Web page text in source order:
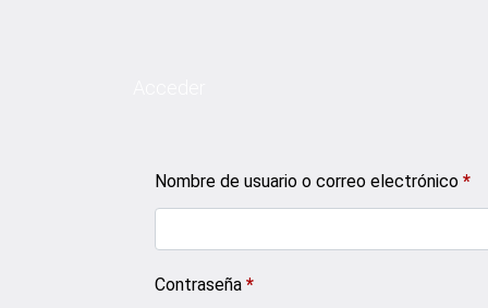
Nombre de usuario o correo electrónico *
Contraseña *Obligatorio